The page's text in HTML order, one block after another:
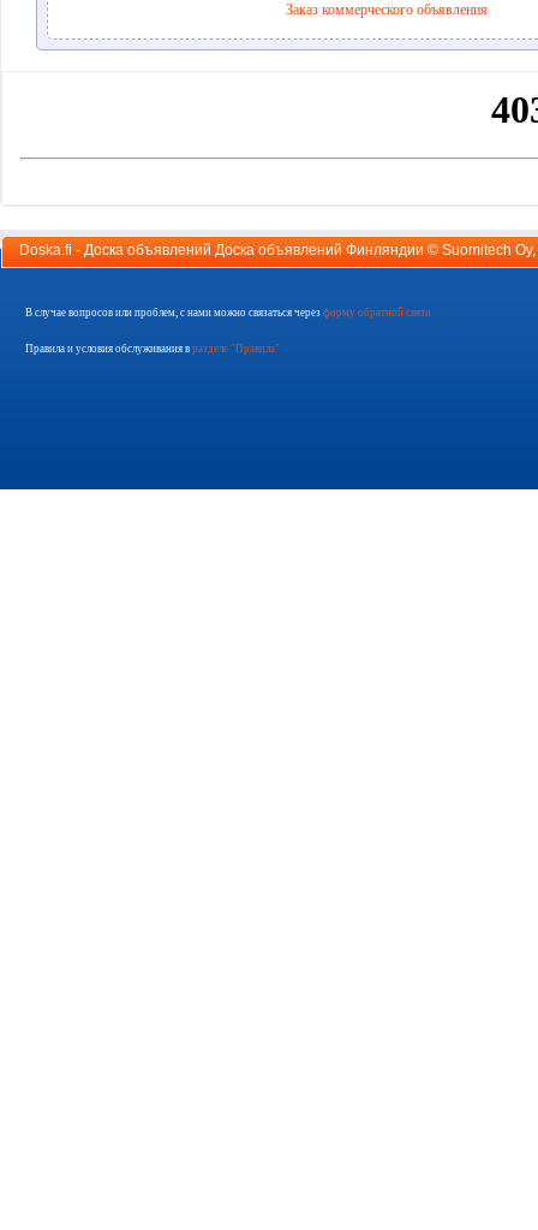
Заказ коммерческого объявления
Doska.fi - Доска объявлений Доска объявлений Финляндии © Suomitech Oy
В случае вопросов или проблем, с нами можно связаться через форму обратной связи
Правила и условия обслуживания в разделе "Правила"